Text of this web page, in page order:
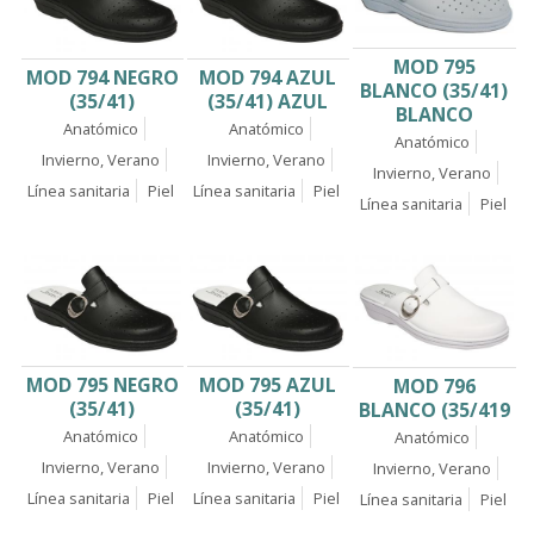
MOD 794 NEGRO
(35/41)
Anatómico
Invierno, Verano
Línea sanitaria
Piel
MOD 794 AZUL
(35/41) AZUL
Anatómico
Invierno, Verano
Línea sanitaria
Piel
MOD 795
BLANCO (35/41)
BLANCO
Anatómico
Invierno, Verano
Línea sanitaria
Piel
MOD 795 NEGRO
(35/41)
Anatómico
Invierno, Verano
Línea sanitaria
Piel
MOD 795 AZUL
(35/41)
Anatómico
Invierno, Verano
Línea sanitaria
Piel
MOD 796
BLANCO (35/419
Anatómico
Invierno, Verano
Línea sanitaria
Piel